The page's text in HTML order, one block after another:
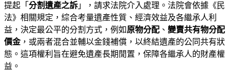
提起「 分割遺產之訴 」，請求法院介入處理。法院會依據《民
法》相關規定，綜合考量遺產性質、經濟效益及各繼承人利
益，決定最公平的分割方式，例如原物分配 、 變賣共有物分配
價金，或兩者混合並輔以金錢補償，以終結遺產的公同共有狀
態。這項權利旨在避免遺產長期閒置，保障各繼承人的財產權
益。